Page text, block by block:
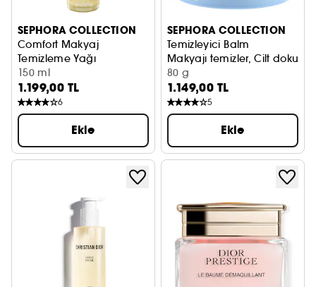
SEPHORA COLLECTION
Comfort Makyaj
Temizleme Yağı
Makyajı temizler + korur
150 ml
1.199,00 TL
6
Ekle
SEPHORA COLLECTION
Temizleyici Balm
Makyajı temizler, Cilt
80 g
1.149,00 TL
5
Ekle